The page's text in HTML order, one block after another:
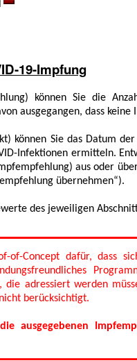
Suchen …
19-Impfung
können Sie die
ausgegangen, dass keine
können Sie das Datum
Infektionen ermitteln.
aus oder
übernehmen“).
des jeweiligen
of-Concept dafür, dass
die adressiert werden
berücksichtigt.
ausgegebenen